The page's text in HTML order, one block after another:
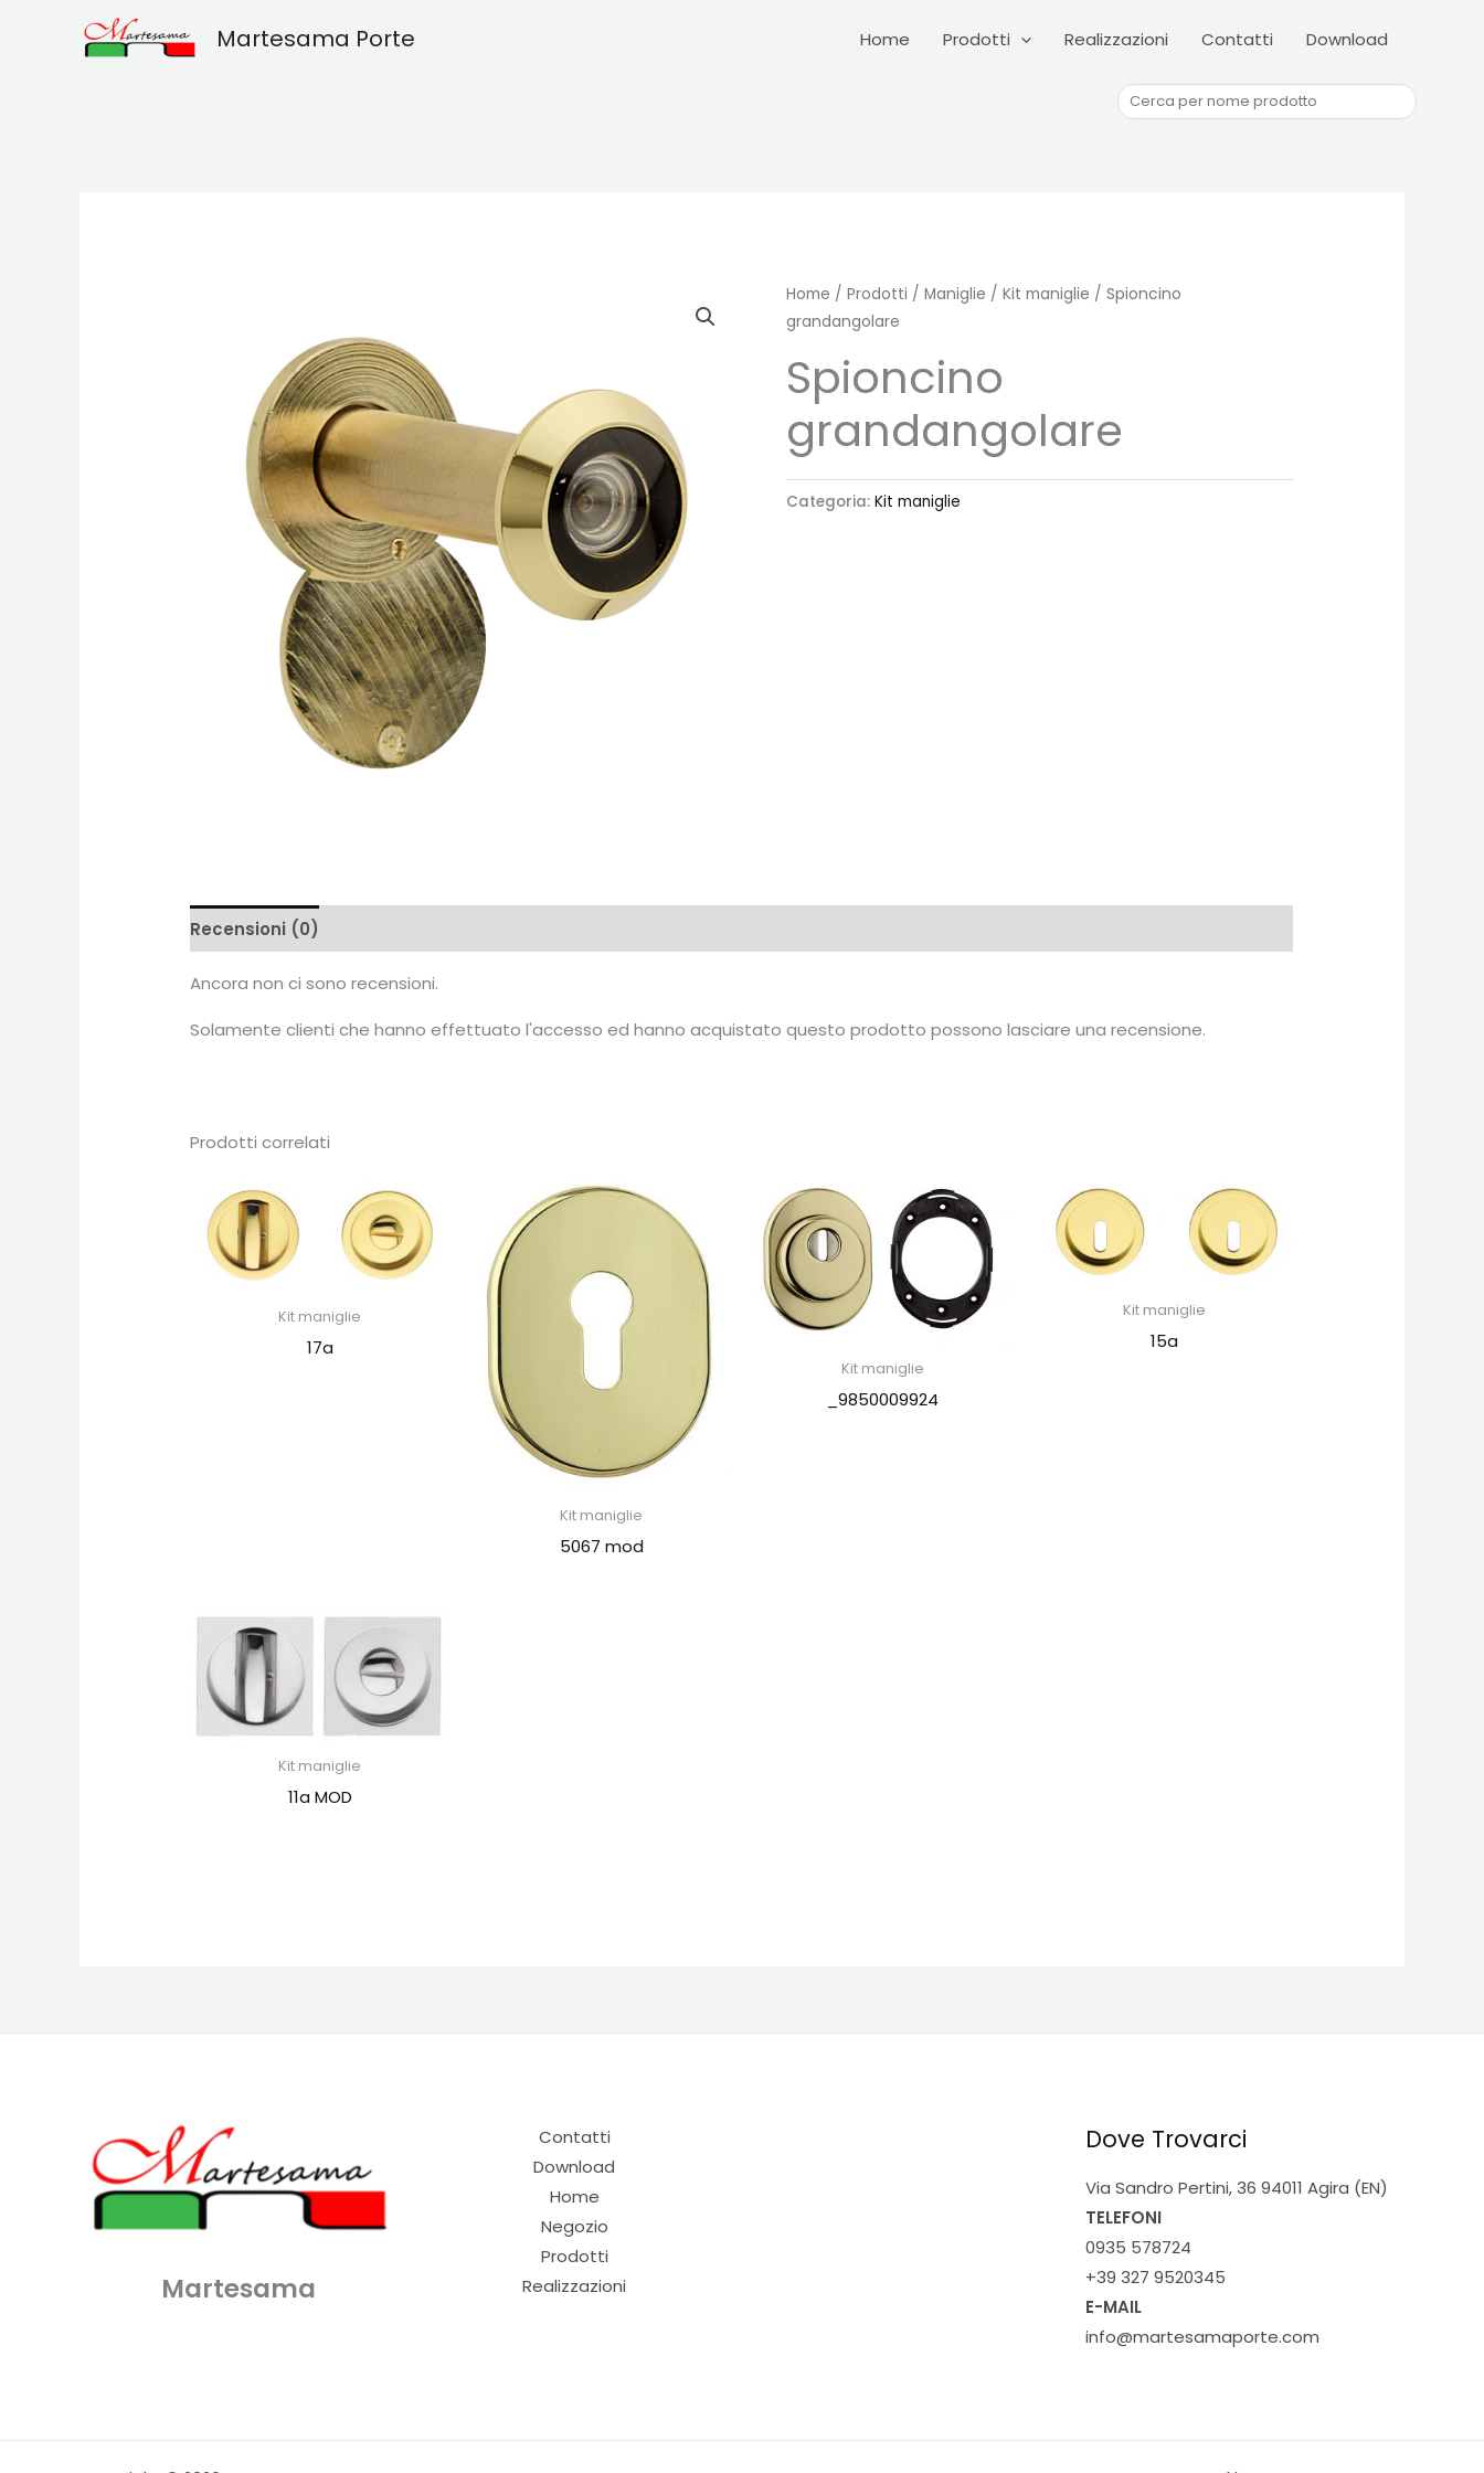
Martesama Porte Home Prodotti Realizzazioni Contatti Download
Home / Prodotti / Maniglie / Kit maniglie / Spioncino
grandangolare
Spioncino
grandangolare
Categoria: Kit maniglie
Recensioni (0)
Ancora non ci sono recensioni.
Solamente clienti che hanno effettuato l'accesso ed hanno acquistato questo prodotto possono lasciare una recensione.
Prodotti correlati
Kit maniglie
17a
Kit maniglie
5067 mod
Kit maniglie
_9850009924
Kit maniglie
15a
Kit maniglie
11a MOD
Martesama
Contatti
Download
Home
Negozio
Prodotti
Realizzazioni
Dove Trovarci
Via Sandro Pertini, 36 94011 Agira (EN)
TELEFONI
0935 578724
+39 327 9520345
E-MAIL
info@martesamaporte.com